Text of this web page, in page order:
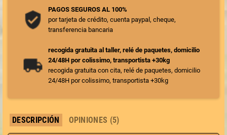
PAGOS SEGUROS AL 100%
por tarjeta de crédito, cuenta paypal, cheque,
transferencia bancaria
recogida gratuita al taller, relé de paquetes, domicilio
24/48H por colissimo, transportista +30kg
recogida gratuita con cita, relé de paquetes, domicilio
24/48H por colissimo, transportista +30kg
DESCRIPCIÓN OPINIONES (5)